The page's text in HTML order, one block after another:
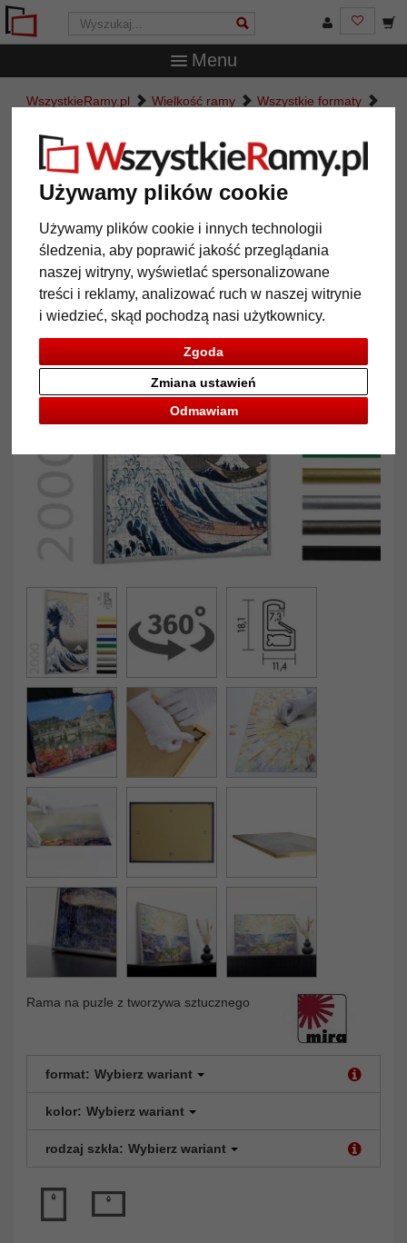
Używamy plików cookie
Używamy plików cookie i innych technologii
śledzenia, aby poprawić jakość przeglądania
naszej witryny, wyświetlać spersonalizowane
treści i reklamy, analizować ruch w naszej witrynie
i wiedzieć, skąd pochodzą nasi użytkownicy.
Zgoda
Odmawiam
Zmiana ustawień
Menu
WszystkieRamy.pl Wielkość ramy
Wszystkie formaty
Plastikowa rama na puzle na 2000
elementów
Powrót
Rama na puzle z tworzywa sztucznego
format: Wybierz wariant
kolor: Wybierz wariant
rodzaj szkła: Wybierz wariant